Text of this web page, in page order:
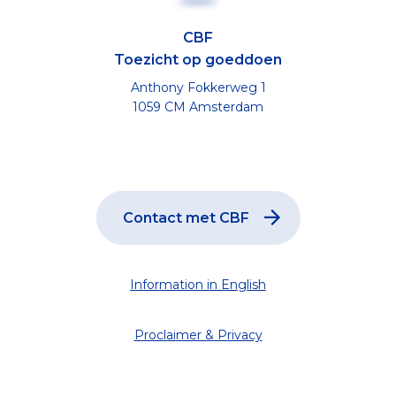
CBF
Toezicht op goeddoen
Anthony Fokkerweg 1
1059 CM Amsterdam
Contact met CBF
Information in English
Proclaimer & Privacy